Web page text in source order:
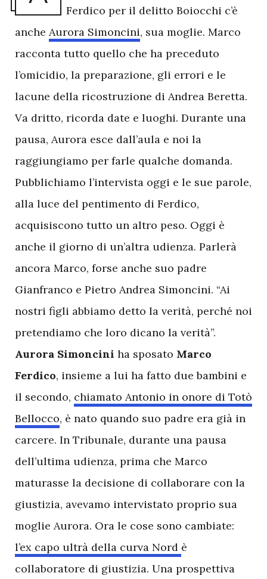
Ferdico per il delitto Boiocchi c’è
anche Aurora Simoncini, sua moglie. Marco
racconta tutto quello che ha preceduto
l’omicidio, la preparazione, gli errori e le
lacune della ricostruzione di Andrea Beretta.
Va dritto, ricorda date e luoghi. Durante una
pausa, Aurora esce dall’aula e noi la
raggiungiamo per farle qualche domanda.
Pubblichiamo l’intervista oggi e le sue parole,
alla luce del pentimento di Ferdico,
acquisiscono tutto un altro peso. Oggi è
anche il giorno di un’altra udienza. Parlerà
ancora Marco, forse anche suo padre
Gianfranco e Pietro Andrea Simoncini. “Ai
nostri figli abbiamo detto la verità, perché noi
pretendiamo che loro dicano la verità”.
Aurora Simoncini ha sposato Marco
Ferdico, insieme a lui ha fatto due bambini e
il secondo, chiamato Antonio in onore di Totò
Bellocco, è nato quando suo padre era già in
carcere. In Tribunale, durante una pausa
dell’ultima udienza, prima che Marco
maturasse la decisione di collaborare con la
giustizia, avevamo intervistato proprio sua
moglie Aurora. Ora le cose sono cambiate:
l’ex capo ultrà della curva Nord è
collaboratore di giustizia. Una prospettiva